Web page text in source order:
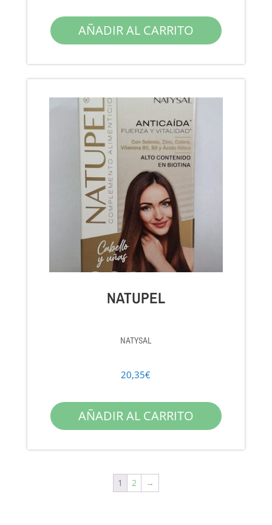
AÑADIR AL CARRITO
NATUPEL
NATYSAL
20,35€
AÑADIR AL CARRITO
1 2 →